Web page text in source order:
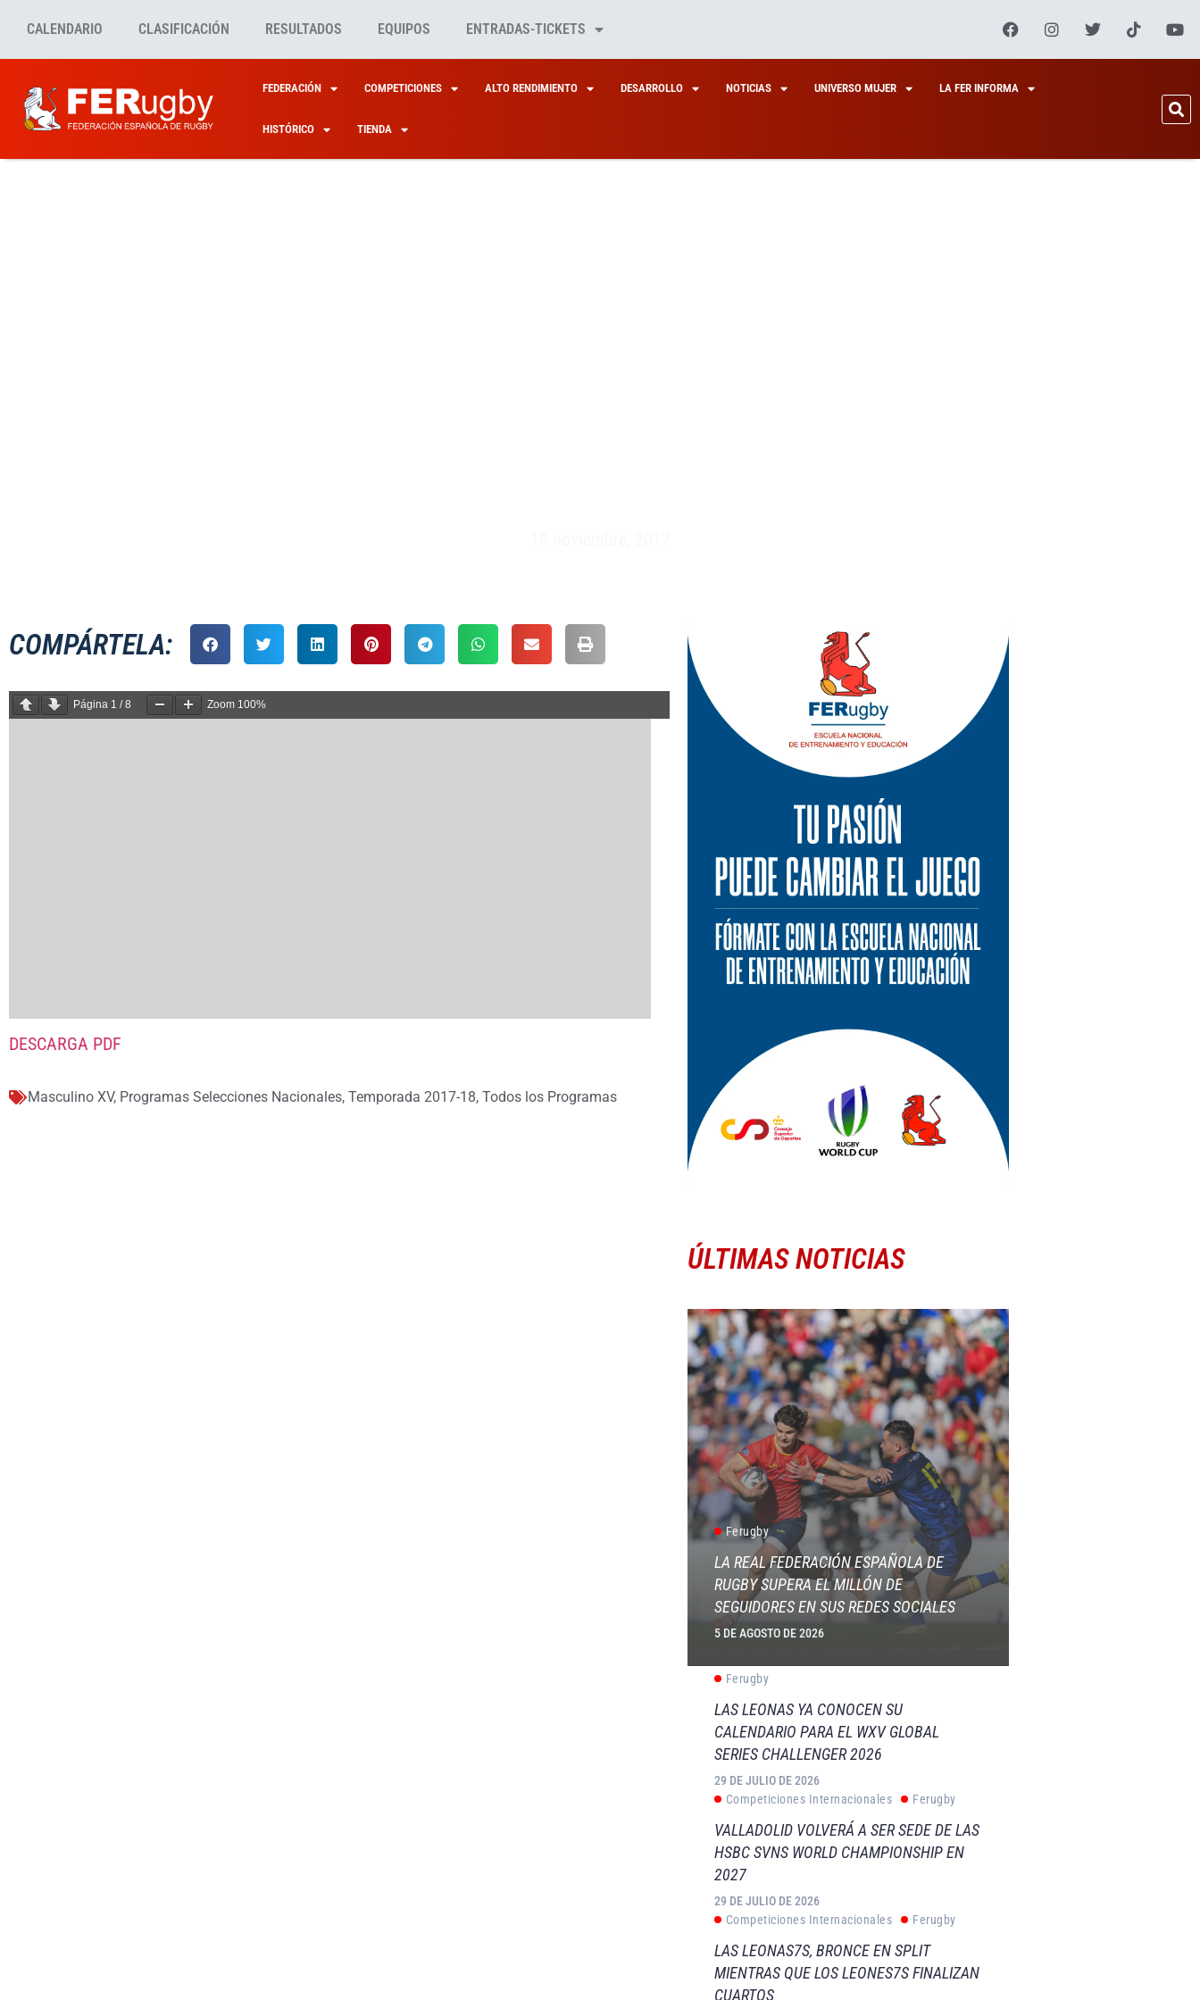
CALENDARIO CLASIFICACIÓN RESULTADOS EQUIPOS ENTRADAS-TICKETS
FEDERACIÓN COMPETICIONES ALTO RENDIMIENTO DESARROLLO NOTICIAS UNIVERSO MUJER LA FER INFORMA
HISTÓRICO TIENDA
COMPÁRTELA:
Página 1 /8 Zoom 100%
DESCARGA PDF
Masculino XV, Programas Selecciones Nacionales, Temporada 2017-18, Todos los Programas
ÚLTIMAS NOTICIAS
Ferugby
LA REAL FEDERACIÓN ESPAÑOLA DE
RUGBY SUPERA EL MILLÓN DE
SEGUIDORES EN SUS REDES SOCIALES
5 DE AGOSTO DE 2026
Ferugby
LAS LEONAS YA CONOCEN SU
CALENDARIO PARA EL WXV GLOBAL
SERIES CHALLENGER 2026
29 DE JULIO DE 2026
Competiciones Internacionales
Ferugby
VALLADOLID VOLVERÁ A SER SEDE DE LAS
HSBC SVNS WORLD CHAMPIONSHIP EN
2027
29 DE JULIO DE 2026
Competiciones Internacionales
Ferugby
LAS LEONAS7S, BRONCE EN SPLIT
MIENTRAS QUE LOS LEONES7S FINALIZAN
CUARTOS